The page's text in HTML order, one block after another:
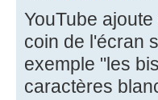
YouTube
coin de l'écran
exemple "les
caractères